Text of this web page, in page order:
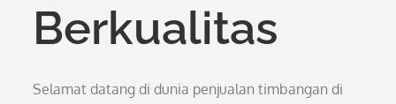
Berkualitas
Selamat datang di dunia penjualan timbangan di